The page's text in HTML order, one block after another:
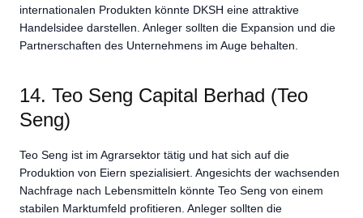
internationalen Produkten könnte DKSH eine attraktive
Handelsidee darstellen. Anleger sollten die Expansion und die
Partnerschaften des Unternehmens im Auge behalten.
14. Teo Seng Capital Berhad (Teo
Seng)
Teo Seng ist im Agrarsektor tätig und hat sich auf die
Produktion von Eiern spezialisiert. Angesichts der wachsenden
Nachfrage nach Lebensmitteln könnte Teo Seng von einem
stabilen Marktumfeld profitieren. Anleger sollten die